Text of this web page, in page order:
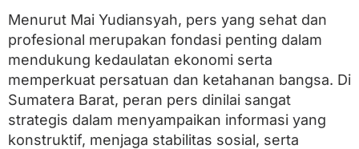
t
e
i
s
P
e
r
s
Menurut Mai Yudiansyah, pers yang sehat dan
profesional merupakan fondasi penting dalam
mendukung kedaulatan ekonomi serta
memperkuat persatuan dan ketahanan bangsa. Di
Sumatera Barat, peran pers dinilai sangat
strategis dalam menyampaikan informasi yang
konstruktif, menjaga stabilitas sosial, serta